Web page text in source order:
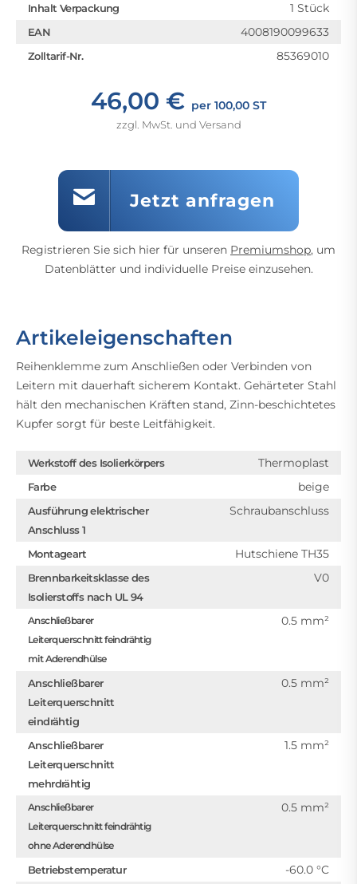
Inhalt Verpackung 1 Stück
EAN 4008190099633
Zolltarif-Nr. 85369010
46,00 € per 100,00 ST
zzgl. MwSt. und Versand
Jetzt anfragen
Registrieren Sie sich hier für unseren Premiumshop, um
Datenblätter und individuelle Preise einzusehen.
Artikeleigenschaften
Reihenklemme zum Anschließen oder Verbinden von
Leitern mit dauerhaft sicherem Kontakt. Gehärteter Stahl
hält den mechanischen Kräften stand, Zinn-beschichtetes
Kupfer sorgt für beste Leitfähigkeit.
Werkstoff des Isolierkörpers Thermoplast
Farbe beige
Ausführung elektrischer
Anschluss 1
Schraubanschluss
Montageart Hutschiene TH35
Brennbarkeitsklasse des
Isolierstoffs nach UL 94
V0
Anschließbarer
Leiterquerschnitt feindrähtig
mit Aderendhülse
0.5 mm²
Anschließbarer
Leiterquerschnitt
eindrähtig
0.5 mm²
Anschließbarer
Leiterquerschnitt
mehrdrähtig
1.5 mm²
Anschließbarer
Leiterquerschnitt feindrähtig
ohne Aderendhülse
0.5 mm²
Betriebstemperatur -60.0 °C